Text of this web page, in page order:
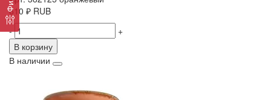
610 ₽ RUB
-
+
В корзину
В наличии